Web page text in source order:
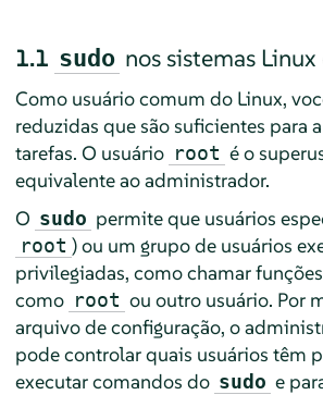
1.1 sudo nos sistemas
Como usuário comum do Linux,
reduzidas que são suficientes para
tarefas. O usuário root é o
equivalente ao administrador.
O sudo permite que usuários
root ) ou um grupo de usuários
privilegiadas, como chamar
como root ou outro usuário. Por
arquivo de configuração, o
pode controlar quais usuários têm
executar comandos do sudo e